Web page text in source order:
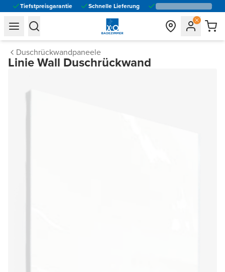
Tiefstpreisgarantie Schnelle Lieferung
general.navigation.toggle_menu.label
general.navigation.toggle_menu.label
Duschrückwandpaneele
Linie Wall Duschrückwand